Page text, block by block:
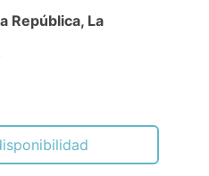
República, La